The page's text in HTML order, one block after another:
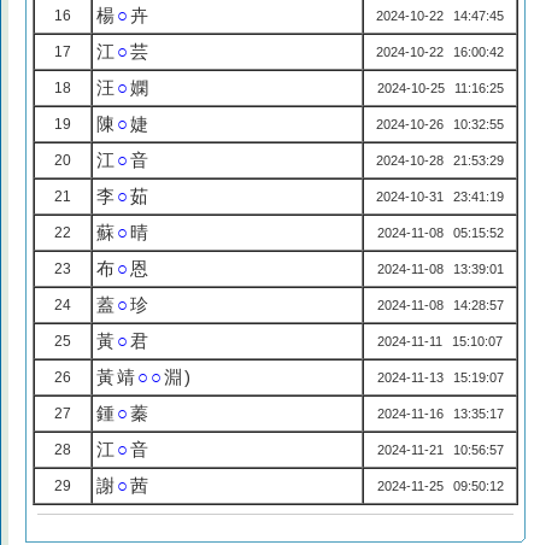
16 楊○卉 2024-10-22 14:47:45
17 江 ○芸 2024-10-22 16:00:42
18 汪 ○嫻 2024-10-25 11:16:25
19 陳 ○婕 2024-10-26 10:32:55
20 江 ○音 2024-10-28 21:53:29
21 李○茹 2024-10-31 23:41:19
22 蘇○ 晴 2024-11-08 05:15:52
23 布○ 恩 2024-11-08 13:39:01
24 蓋○珍 2024-11-08 14:28:57
25 黃○君 2024-11-11 15:10:07
26 黃靖○○淵) 2024-11-13 15:19:07
27 鍾○蓁 2024-11-16 13:35:17
28 江 ○音 2024-11-21 10:56:57
29 謝○茜 2024-11-25 09:50:12